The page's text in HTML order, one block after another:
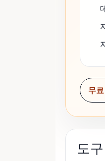
무
도구